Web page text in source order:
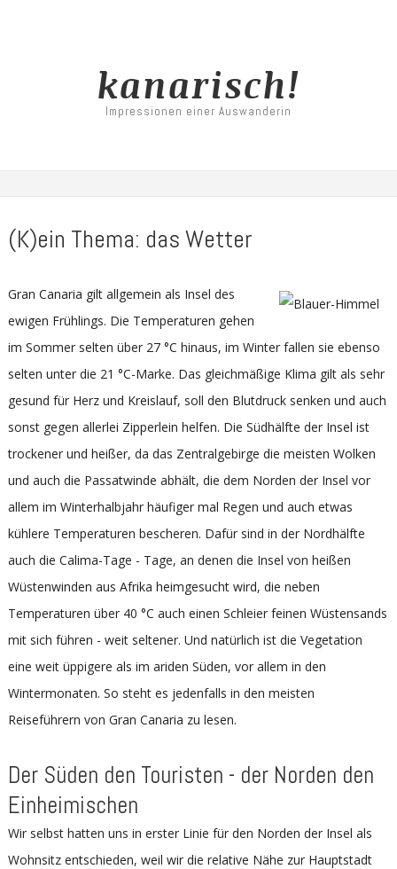
kanarisch!
Impressionen einer Auswanderin
(K)ein Thema: das Wetter
Gran Canaria gilt allgemein als Insel des
ewigen Frühlings. Die Temperaturen gehen
im Sommer selten über 27 °C hinaus, im Winter fallen sie ebenso
selten unter die 21 °C-Marke. Das gleichmäßige Klima gilt als sehr
gesund für Herz und Kreislauf, soll den Blutdruck senken und auch
sonst gegen allerlei Zipperlein helfen. Die Südhälfte der Insel ist
trockener und heißer, da das Zentralgebirge die meisten Wolken
und auch die Passatwinde abhält, die dem Norden der Insel vor
allem im Winterhalbjahr häufiger mal Regen und auch etwas
kühlere Temperaturen bescheren. Dafür sind in der Nordhälfte
auch die Calima-Tage - Tage, an denen die Insel von heißen
Wüstenwinden aus Afrika heimgesucht wird, die neben
Temperaturen über 40 °C auch einen Schleier feinen Wüstensands
mit sich führen - weit seltener. Und natürlich ist die Vegetation
eine weit üppigere als im ariden Süden, vor allem in den
Wintermonaten. So steht es jedenfalls in den meisten
Reiseführern von Gran Canaria zu lesen.
Der Süden den Touristen - der Norden den
Einheimischen
Wir selbst hatten uns in erster Linie für den Norden der Insel als
Wohnsitz entschieden, weil wir die relative Nähe zur Hauptstadt